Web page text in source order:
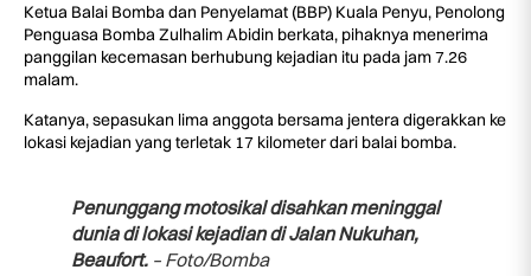
Ketua Balai Bomba dan Penyelamat (BBP) Kuala Penyu, Penolong
Penguasa Bomba Zulhalim Abidin berkata, pihaknya menerima
panggilan kecemasan berhubung kejadian itu pada jam 7.26
malam.
Katanya, sepasukan lima anggota bersama jentera digerakkan ke
lokasi kejadian yang terletak 17 kilometer dari balai bomba.
Penunggang motosikal disahkan meninggal
dunia di lokasi kejadian di Jalan Nukuhan,
Beaufort. – Foto/Bomba